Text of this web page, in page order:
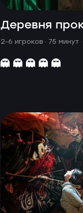
Деревня
2-6 игроков · 75 минут